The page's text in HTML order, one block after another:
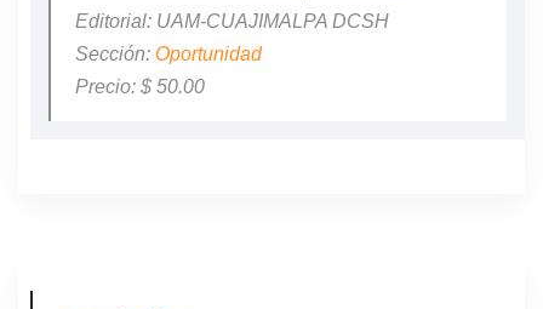
Editorial: UAM-CUAJIMALPA DCSH
Sección: Oportunidad
Precio: $ 50.00